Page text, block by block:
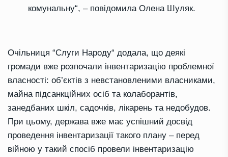
комунальну“, – повідомила Олена Шуляк.
Очільниця “Слуги Народу“ додала, що деякі
громади вже розпочали інвентаризацію проблемної
власності: об’єктів з невстановленими власниками,
майна підсанкційних осіб та колаборантів,
занедбаних шкіл, садочків, лікарень та недобудов.
При цьому, держава вже має успішний досвід
проведення інвентаризації такого плану – перед
війною у такий спосіб провели інвентаризацію